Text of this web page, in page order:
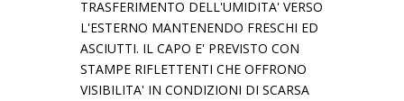
TRASFERIMENTO DELL'UMIDITA' VERSO
L'ESTERNO MANTENENDO FRESCHI ED
ASCIUTTI. IL CAPO E' PREVISTO CON
STAMPE RIFLETTENTI CHE OFFRONO
VISIBILITA' IN CONDIZIONI DI SCARSA